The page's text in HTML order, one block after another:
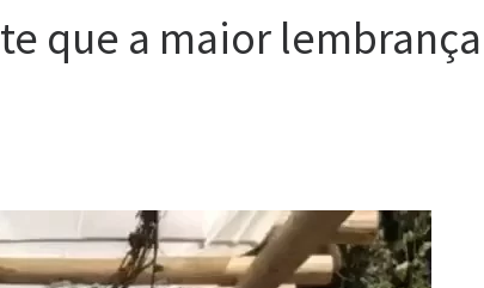
que a maior